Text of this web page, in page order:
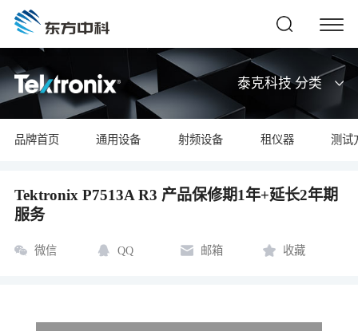
泰克科技 分类
品牌首页 通用设备 射频设备 租仪器 测试
Tektronix P7513A R3 产品保修期1年+延长2年期
服务
微信 QQ 邮箱 收藏